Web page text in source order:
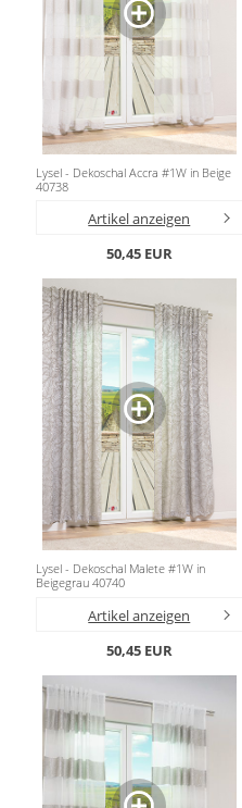
Lysel - Dekoschal Accra #1W in Beige
40738
Artikel anzeigen
50,45 EUR
Lysel - Dekoschal Malete #1W in
Beigegrau 40740
Artikel anzeigen
50,45 EUR